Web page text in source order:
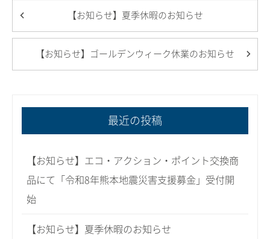
【お知らせ】夏季休暇のお知らせ
【お知らせ】ゴールデンウィーク休業のお知らせ
最近の投稿
【お知らせ】エコ・アクション・ポイント交換商
品にて「令和8年熊本地震災害支援募金」受付開
始
【お知らせ】夏季休暇のお知らせ